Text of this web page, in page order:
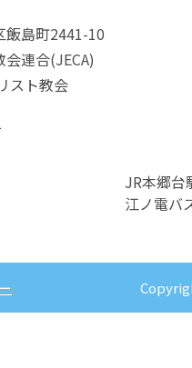
飯島町2441-10
連合​(JECA)
スト教会
JR本郷台
江ノ電バ